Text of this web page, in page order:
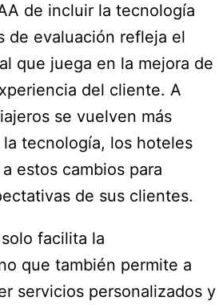
de incluir la tecnología
de evaluación refleja el
que juega en la mejora de
del cliente. A
se vuelven más
tecnología, los hoteles
estos cambios para
de sus clientes.
facilita la
que también permite a
servicios personalizados y